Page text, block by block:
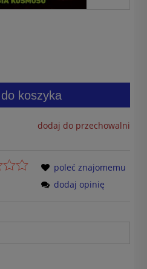
do koszyka
dodaj do przechowalni
poleć znajomemu
dodaj opinię